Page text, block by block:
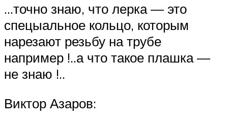
…точно знаю, что лерка — это
спецыальное кольцо, которым
нарезают резьбу на трубе
например !..а что такое плашка —
не знаю !..
Виктор Азаров: